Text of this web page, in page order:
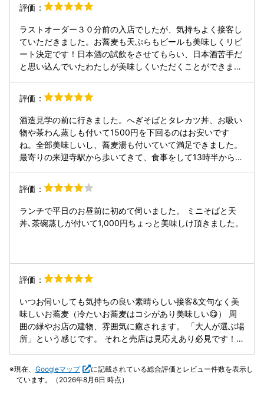
評価：
ラストオーダー３０分前の入店でしたが、気持ちよく接客し
ていただきました。お蕎麦も天ぷらもビールも美味しくリピ
ート決定です！日本酒の試飲をさせてもらい、日本酒苦手だ
と思い込んでいたわたしが美味しくいただくことができまし
評価：
酒造見学の前に行きました。へぎそばとタレカツ丼、お吸い
物や茶わん蒸しも付いて1500円を下回るのはお安いです
ね。全部美味しいし、蕎麦湯も付いていて満足できました。
最寄りの来迎寺駅から歩いてきて、食事をして13時半からの
におすすめです。 お座敷に掘りごたつ席があるのも足が楽で
良かったです。
評価：
ランチで平日のお昼前に初めて伺いました。 ミニそばと天
丼､茶碗蒸しが付いて1,000円ちょっと美味しけ頂きました。
評価：
いつお伺いしても気持ちの良い素晴らしい接客&文句なく美
味しいお蕎麦（冷たいお蕎麦はコシがあり美味しい😋） 周
囲の緑やお店の建物、雰囲気に癒されます。 「大人が選ぶ場
所」という感じです。 それと売店は見応えあり必見です！
現在、 Googleマップ
に記載されている総合評価とレビュー件数を表示し
ています。（2026年8月6日 時点）